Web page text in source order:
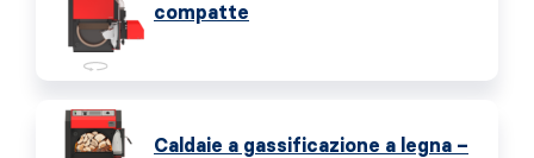
compatte
Caldaie a gassificazione a legna –